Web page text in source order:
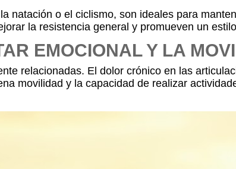
natación o el ciclismo, son ideales para
la resistencia general y promueven un
EMOCIONAL Y LA
relacionadas. El dolor crónico en las
movilidad y la capacidad de realizar